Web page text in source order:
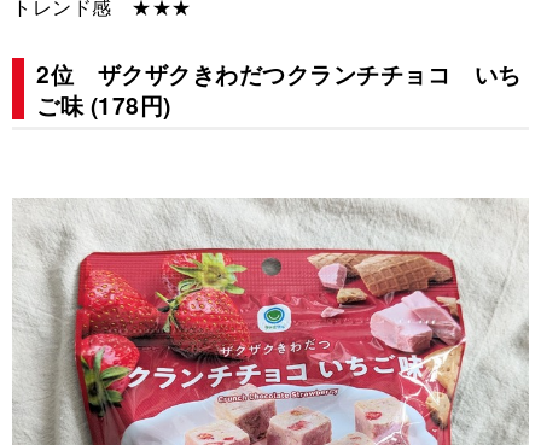
トレンド感 ★★★
2位 ザクザクきわだつクランチチョコ いち
ご味 (178円)